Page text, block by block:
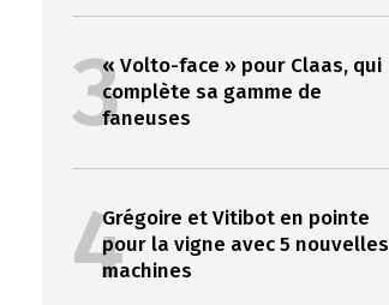
3« Volto-face » pour Claas, qui
complète sa gamme de
faneuses
4Grégoire et Vitibot en pointe
pour la vigne avec 5 nouvelles
machines